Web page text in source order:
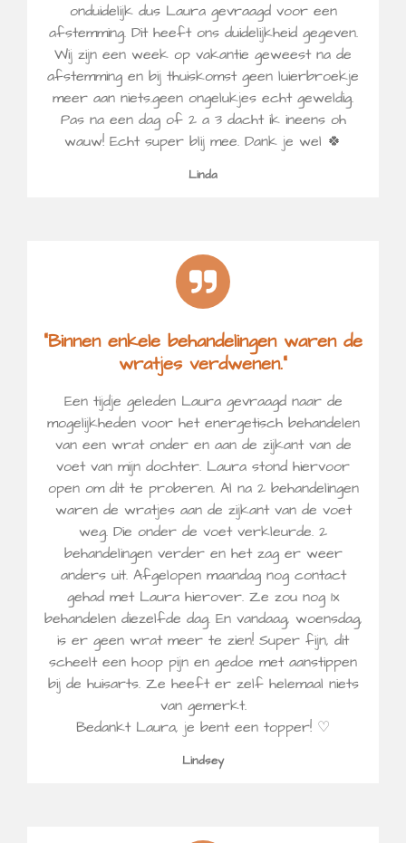
onduidelijk dus Laura gevraagd voor een
afstemming. Dit heeft ons duidelijkheid gegeven.
Wij zijn een week op vakantie geweest na de
afstemming en bij thuiskomst geen luierbroekje
meer aan niets.geen ongelukjes echt geweldig.
Pas na een dag of 2 a 3 dacht ik ineens oh
wauw! Echt super blij mee. Dank je wel 🍀
Linda
“Binnen enkele behandelingen waren de
wratjes verdwenen.”
Een tijdje geleden Laura gevraagd naar de
mogelijkheden voor het energetisch behandelen
van een wrat onder en aan de zijkant van de
voet van mijn dochter. Laura stond hiervoor
open om dit te proberen. Al na 2 behandelingen
waren de wratjes aan de zijkant van de voet
weg. Die onder de voet verkleurde. 2
behandelingen verder en het zag er weer
anders uit. Afgelopen maandag nog contact
gehad met Laura hierover. Ze zou nog 1x
behandelen diezelfde dag. En vandaag, woensdag,
is er geen wrat meer te zien! Super fijn, dit
scheelt een hoop pijn en gedoe met aanstippen
bij de huisarts. Ze heeft er zelf helemaal niets
van gemerkt.
Bedankt Laura, je bent een topper! ♡
Lindsey